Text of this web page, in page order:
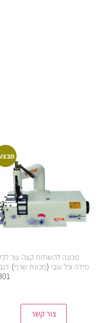
מכונה להשחזת קצה עור
מידה וכל עובי (מכונת שרף)
צור קשר